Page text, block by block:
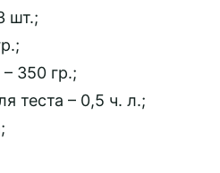
шт.;
350 гр.;
теста – 0,5 ч. л.;